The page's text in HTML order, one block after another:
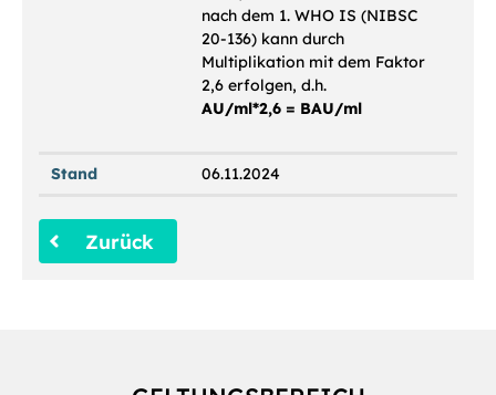
nach dem 1. WHO IS (NIBSC
20-136) kann durch
Multiplikation mit dem Faktor
2,6 erfolgen, d.h.
AU/ml*2,6 = BAU/ml
Stand 06.11.2024
Zurück